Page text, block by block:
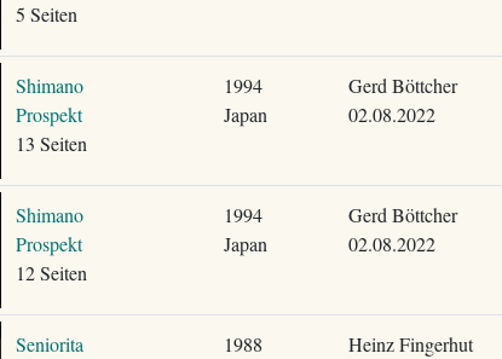
5 Seiten
Shimano
Prospekt
13 Seiten
1994
Japan
Gerd Böttcher
02.08.2022
Shimano
Prospekt
12 Seiten
1994
Japan
Gerd Böttcher
02.08.2022
Seniorita
1988
Heinz Fingerhut